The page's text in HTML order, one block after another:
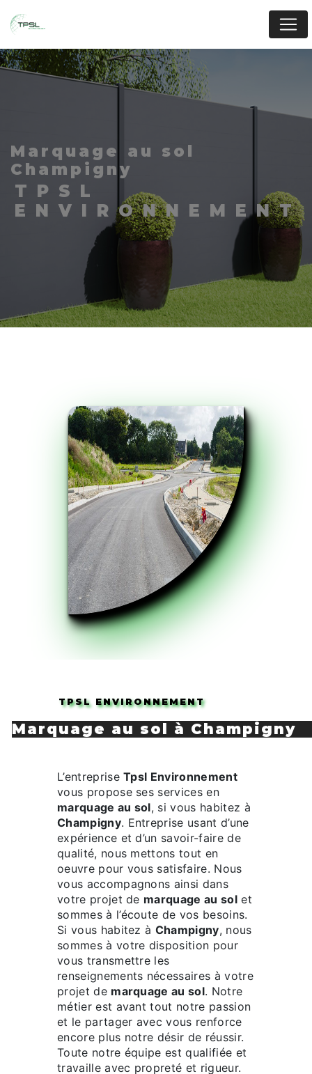
marquage au sol
Champigny
TPSL
ENVIRONNEMENT
TPSL ENVIRONNEMENT
marquage au sol à Champigny
L’entrepriseTpsl Environnement
vous propose ses services en
marquage au sol, si vous habitez à
Champigny. Entreprise usant d’une
expérience et d’un savoir-faire de
qualité, nous mettons tout en
oeuvre pour vous satisfaire. Nous
vous accompagnons ainsi dans
votre projet de marquage au solet
sommes à l’écoute de vos besoins.
Si vous habitez à Champigny, nous
sommes à votre disposition pour
vous transmettre les
renseignements nécessaires à votre
projet de marquage au sol. Notre
métier est avant tout notre passion
et le partager avec vous renforce
encore plus notre désir de réussir.
Toute notre équipe est qualifiée et
travaille avec propreté et rigueur.